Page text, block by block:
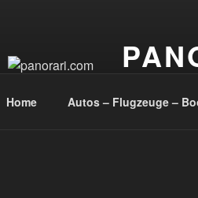
Home Autos – Flugzeuge –